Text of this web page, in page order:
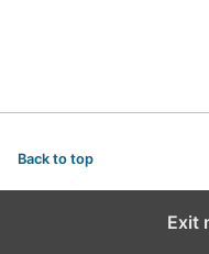
Back to top
Exit